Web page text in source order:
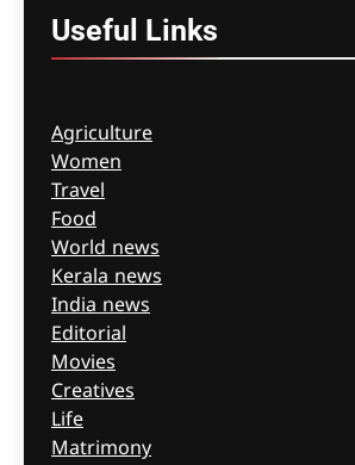
Useful Links
Agriculture
Women
Travel
Food
World news
Kerala news
India news
Editorial
Movies
Creatives
Life
Matrimony